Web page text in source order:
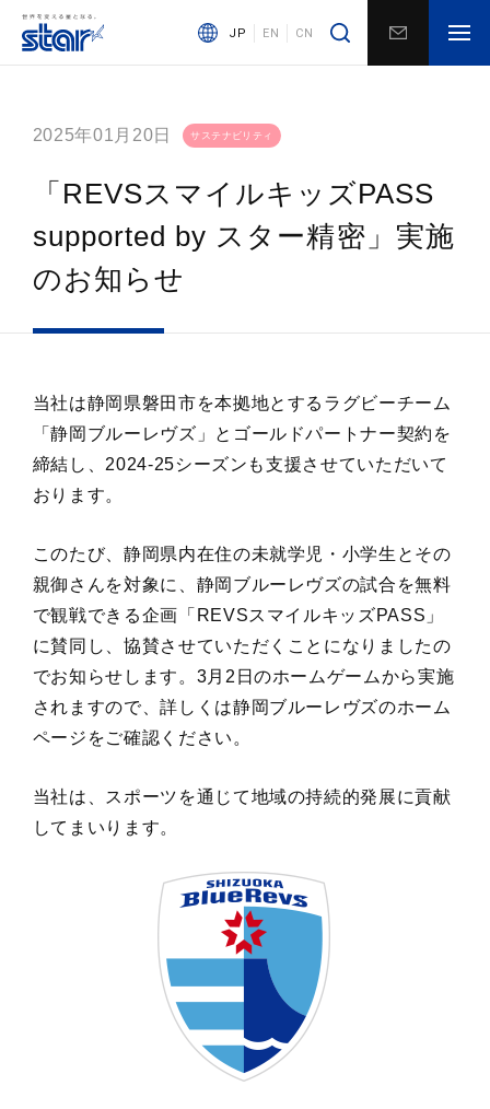
JP EN CN
2025年01月20日 サステナビリティ
「REVSスマイルキッズPASS
supported by スター精密」実施
のお知らせ
当社は静岡県磐田市を本拠地とするラグビーチーム
「静岡ブルーレヴズ」とゴールドパートナー契約を
締結し、2024-25シーズンも支援させていただいて
おります。
このたび、静岡県内在住の未就学児・小学生とその
親御さんを対象に、静岡ブルーレヴズの試合を無料
で観戦できる企画「REVSスマイルキッズPASS」
に賛同し、協賛させていただくことになりましたの
でお知らせします。3月2日のホームゲームから実施
されますので、詳しくは静岡ブルーレヴズのホーム
ページをご確認ください。
当社は、スポーツを通じて地域の持続的発展に貢献
してまいります。